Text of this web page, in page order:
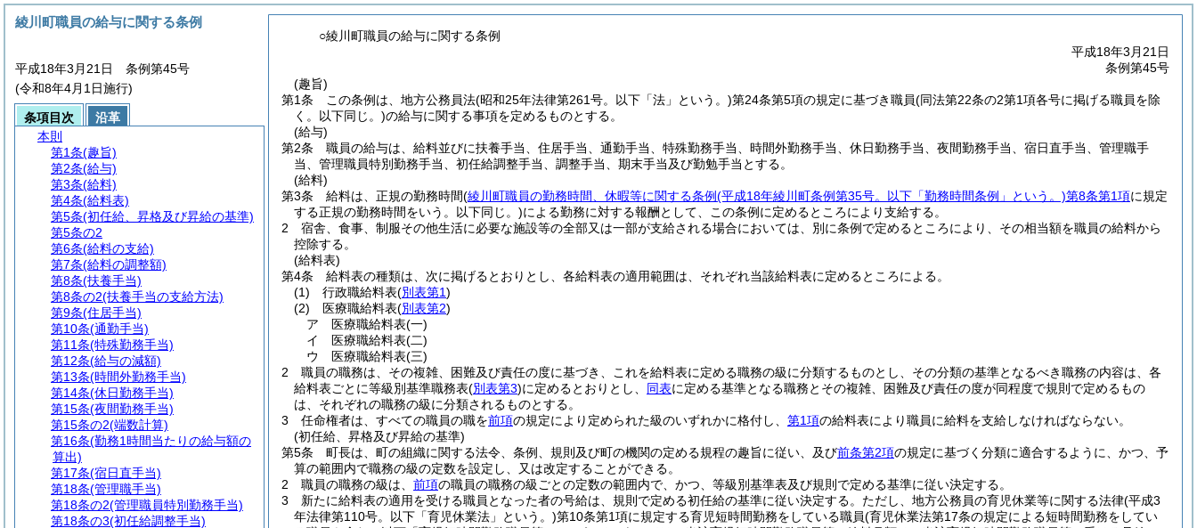
○綾川町職員の給与に関する条例
平成18年3月21日
条例第45号
(趣旨)
第1条
この条例は、地方公務員法(昭和25年法律第261号。以下「法」という。)第24条第5項の規定に基づき職員(同法第22条の2第1項各号に掲げる職員を除
く。以下同じ。)の給与に関する事項を定めるものとする。
(給与)
第2条
職員の給与は、給料並びに扶養手当、住居手当、通勤手当、特殊勤務手当、時間外勤務手当、休日勤務手当、夜間勤務手当、宿日直手当、管理職手
当、管理職員特別勤務手当、初任給調整手当、調整手当、期末手当及び勤勉手当とする。
(給料)
第3条
給料は、正規の勤務時間(綾川町職員の勤務時間、休暇等に関する条例(平成18年綾川町条例第35号。以下「勤務時間条例」という。)第8条第1項に規定
する正規の勤務時間をいう。以下同じ。)による勤務に対する報酬として、この条例に定めるところにより支給する。
2
宿舎、食事、制服その他生活に必要な施設等の全部又は一部が支給される場合においては、別に条例で定めるところにより、その相当額を職員の給料から
控除する。
(給料表)
第4条
給料表の種類は、次に掲げるとおりとし、各給料表の適用範囲は、それぞれ当該給料表に定めるところによる。
(1)
行政職給料表(別表第1)
(2)
医療職給料表(別表第2)
ア
医療職給料表(一)
イ
医療職給料表(二)
ウ
医療職給料表(三)
2
職員の職務は、その複雑、困難及び責任の度に基づき、これを給料表に定める職務の級に分類するものとし、その分類の基準となるべき職務の内容は、各
給料表ごとに等級別基準職務表(別表第3)に定めるとおりとし、 同表に定める基準となる職務とその複雑、困難及び責任の度が同程度で規則で定めるもの
は、それぞれの職務の級に分類されるものとする。
3
任命権者は、すべての職員の職を前項の規定により定められた級のいずれかに格付し、 第1項の給料表により職員に給料を支給しなければならない。
(初任給、昇格及び昇給の基準)
第5条
町長は、町の組織に関する法令、条例、規則及び町の機関の定める規程の趣旨に従い、及び前条第2項の規定に基づく分類に適合するように、かつ、予
算の範囲内で職務の級の定数を設定し、又は改定することができる。
2
職員の職務の級は、 前項の職員の職務の級ごとの定数の範囲内で、かつ、等級別基準表及び規則で定める基準に従い決定する。
3
新たに給料表の適用を受ける職員となった者の号給は、規則で定める初任給の基準に従い決定する。 ただし、地方公務員の育児休業等に関する法律(平成3
年法律第110号。以下「育児休業法」という。)第10条第1項に規定する育児短時間勤務をしている職員(育児休業法第17条の規定による短時間勤務をしてい
綾川町職員の給与に関する条例
平成18年3月21日 条例第45号
(令和8年4月1日施行)
条項目次
沿革
本則
第1条(趣旨)
第2条(給与)
第3条(給料)
第4条(給料表)
第5条(初任給、昇格及び昇給の基準)
第5条の2
第6条(給料の支給)
第7条(給料の調整額)
第8条(扶養手当)
第8条の2(扶養手当の支給方法)
第9条(住居手当)
第10条(通勤手当)
第11条(特殊勤務手当)
第12条(給与の減額)
第13条(時間外勤務手当)
第14条(休日勤務手当)
第15条(夜間勤務手当)
第15条の2(端数計算)
第16条(勤務1時間当たりの給与額の
算出)
第17条(宿日直手当)
第18条(管理職手当)
第18条の2(管理職員特別勤務手当)
第18条の3(初任給調整手当)